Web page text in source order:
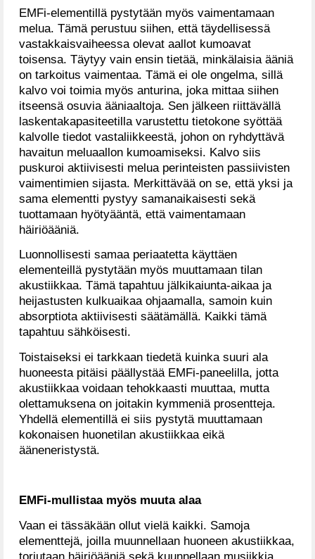
EMFi-elementillä pystytään myös vaimentamaan
melua. Tämä perustuu siihen, että täydellisessä
vastakkaisvaiheessa olevat aallot kumoavat
toisensa. Täytyy vain ensin tietää, minkälaisia ääniä
on tarkoitus vaimentaa. Tämä ei ole ongelma, sillä
kalvo voi toimia myös anturina, joka mittaa siihen
itseensä osuvia ääniaaltoja. Sen jälkeen riittävällä
laskentakapasiteetilla varustettu tietokone syöttää
kalvolle tiedot vastaliikkeestä, johon on ryhdyttävä
havaitun meluaallon kumoamiseksi. Kalvo siis
puskuroi aktiivisesti melua perinteisten passiivisten
vaimentimien sijasta. Merkittävää on se, että yksi ja
sama elementti pystyy samanaikaisesti sekä
tuottamaan hyötyääntä, että vaimentamaan
häiriöääniä.
Luonnollisesti samaa periaatetta käyttäen
elementeillä pystytään myös muuttamaan tilan
akustiikkaa. Tämä tapahtuu jälkikaiunta-aikaa ja
heijastusten kulkuaikaa ohjaamalla, samoin kuin
absorptiota aktiivisesti säätämällä. Kaikki tämä
tapahtuu sähköisesti.
Toistaiseksi ei tarkkaan tiedetä kuinka suuri ala
huoneesta pitäisi päällystää EMFi-paneelilla, jotta
akustiikkaa voidaan tehokkaasti muuttaa, mutta
olettamuksena on joitakin kymmeniä prosentteja.
Yhdellä elementillä ei siis pystytä muuttamaan
kokonaisen huonetilan akustiikkaa eikä
ääneneristystä.
EMFi-mullistaa myös muuta alaa
Vaan ei tässäkään ollut vielä kaikki. Samoja
elementtejä, joilla muunnellaan huoneen akustiikkaa,